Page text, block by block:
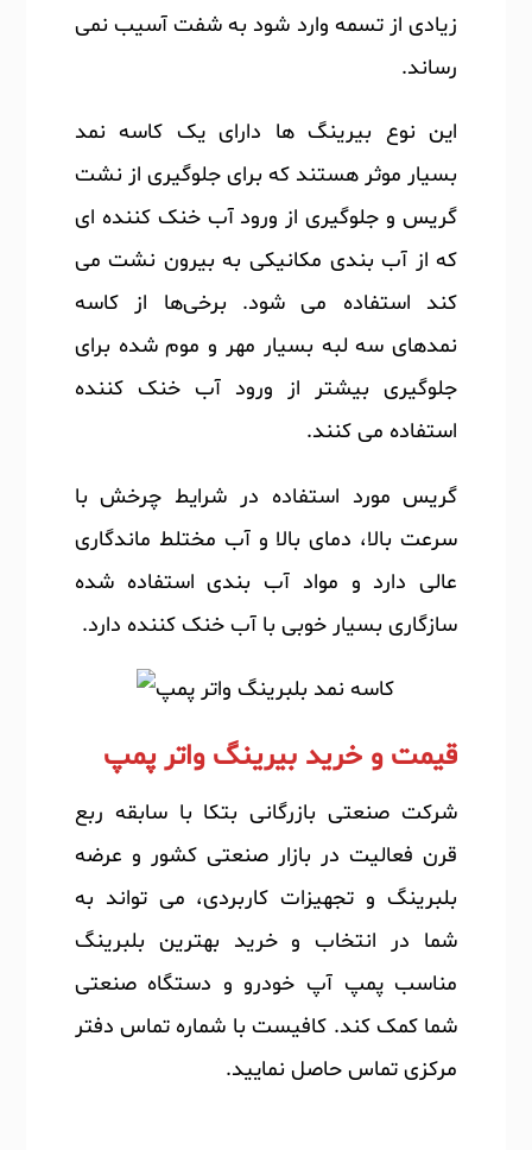
زیادی از تسمه وارد شود به شفت آسیب نمی
رساند.
این نوع بیرینگ ها دارای یک کاسه نمد
بسیار موثر هستند که برای جلوگیری از نشت
گریس و جلوگیری از ورود آب خنک کننده ای
که از آب بندی مکانیکی به بیرون نشت می
کند استفاده می شود. برخی‌ها از کاسه
نمدهای سه لبه بسیار مهر و موم شده برای
جلوگیری بیشتر از ورود آب خنک کننده
استفاده می کنند.
گریس مورد استفاده در شرایط چرخش با
سرعت بالا، دمای بالا و آب مختلط ماندگاری
عالی دارد و مواد آب بندی استفاده شده
سازگاری بسیار خوبی با آب خنک کننده دارد.
قیمت و خرید بیرینگ واتر پمپ
شرکت صنعتی بازرگانی بتکا با سابقه ربع
قرن فعالیت در بازار صنعتی کشور و عرضه
بلبرینگ و تجهیزات کاربردی، می تواند به
شما در انتخاب و خرید بهترین بلبرینگ
مناسب پمپ آپ خودرو و دستگاه صنعتی
شما کمک کند. کافیست با شماره تماس دفتر
مرکزی تماس حاصل نمایید.